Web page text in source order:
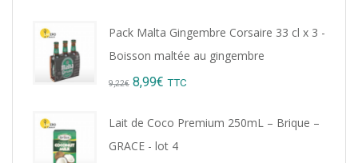
Pack Malta Gingembre Corsaire 33 cl x 3 -
Boisson maltée au gingembre
9,22€ Original
8,99€ Current
TTC
Lait de Coco Premium 250mL – Brique –
GRACE - lot 4